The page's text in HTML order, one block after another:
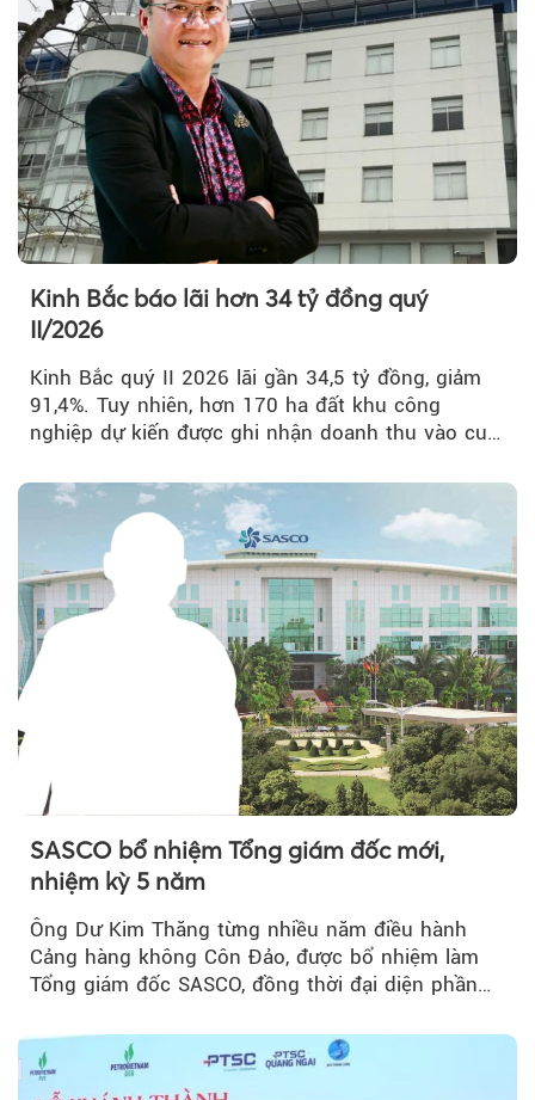
Kinh Bắc báo lãi hơn 34 tỷ đồng quý
II/2026
Kinh Bắc quý II 2026 lãi gần 34,5 tỷ đồng, giảm
91,4%. Tuy nhiên, hơn 170 ha đất khu công
nghiệp dự kiến được ghi nhận doanh thu vào cuối
SASCO bổ nhiệm Tổng giám đốc mới,
nhiệm kỳ 5 năm
Ông Dư Kim Thăng từng nhiều năm điều hành
Cảng hàng không Côn Đảo, được bổ nhiệm làm
Tổng giám đốc SASCO, đồng thời đại diện phần